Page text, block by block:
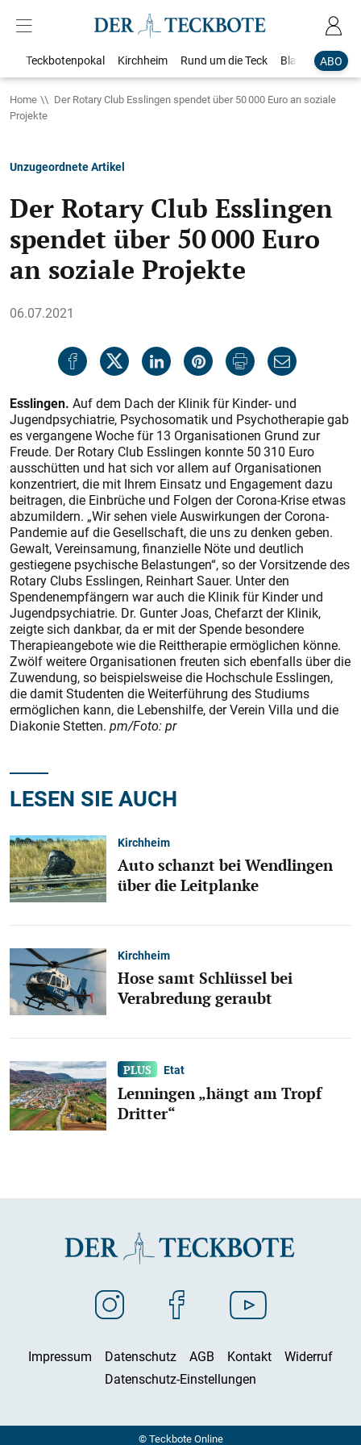
ABO
Teckbotenpokal Kirchheim Rund um die Teck Blaulicht
Home
Der Rotary Club Esslingen spendet über 50 000 Euro an soziale
Projekte
Unzugeordnete Artikel
Der Rotary Club Esslingen
spendet über 50 000 Euro
an soziale Projekte
06.07.2021
Esslingen. Auf dem Dach der Klinik für Kinder- und
Jugendpsychiatrie, Psychosomatik und Psychotherapie gab
es vergangene Woche für 13 Organisationen Grund zur
Freude. Der Rotary Club Esslingen konnte 50 310 Euro
ausschütten und hat sich vor allem auf Organisationen
konzentriert, die mit Ihrem Einsatz und Engagement dazu
beitragen, die Einbrüche und Folgen der Corona-Krise etwas
abzumildern. „Wir sehen viele Auswirkungen der Corona-
Pandemie auf die Gesellschaft, die uns zu denken geben.
Gewalt, Vereinsamung, finanzielle Nöte und deutlich
gestiegene psychische Belastungen“, so der Vorsitzende des
Rotary Clubs Esslingen, Reinhart Sauer. Unter den
Spendenempfängern war auch die Klinik für Kinder und
Jugendpsychiatrie. Dr. Gunter Joas, Chefarzt der Klinik,
zeigte sich dankbar, da er mit der Spende besondere
Therapieangebote wie die Reittherapie ermöglichen könne.
Zwölf weitere Organisationen freuten sich ebenfalls über die
Zuwendung, so beispielsweise die Hochschule Esslingen,
die damit Studenten die Weiterführung des Studiums
ermöglichen kann, die Lebenshilfe, der Verein Villa und die
Diakonie Stetten. pm/Foto: pr
LESEN SIE AUCH
Kirchheim
Auto schanzt bei Wendlingen
über die Leitplanke
Kirchheim
Hose samt Schlüssel bei
Verabredung geraubt
Etat
Lenningen „hängt am Tropf
Dritter“
Impressum Datenschutz AGB Kontakt
Widerruf
Datenschutz-Einstellungen
© Teckbote Online